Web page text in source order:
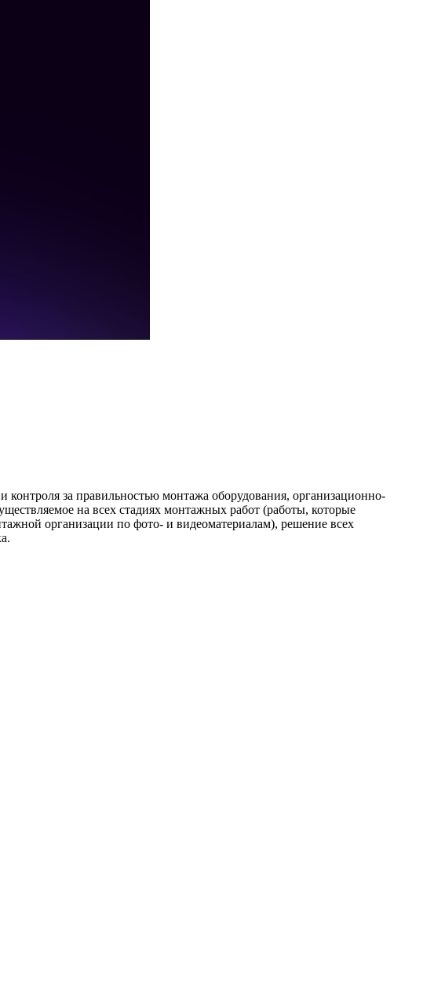
за правильностью монтажа оборудования, организационно-
на всех стадиях монтажных работ (работы, которые
организации по фото- и видеоматериалам), решение всех